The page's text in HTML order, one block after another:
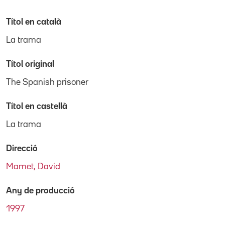
Títol en català
La trama
Títol original
The Spanish prisoner
Títol en castellà
La trama
Direcció
Mamet, David
Any de producció
1997